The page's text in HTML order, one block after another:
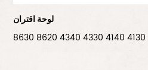
لوحة اقتران